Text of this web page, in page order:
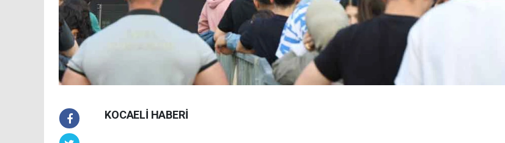
KOCAELİ HABERİ